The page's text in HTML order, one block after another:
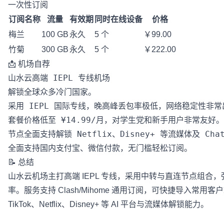
一次性订阅
订阅名称
流量 有效期 同时在线设备
价格
梅兰
100 GB 永久 5 个
￥99.00
竹菊
300 GB 永久 5 个
￥222.00
📩 机场自荐
山水云高端 IEPL 专线机场
解锁全球众多冷门国家。
采用 IEPL 国际专线，晚高峰丢包率极低，网络稳定性非常
套餐价格低至 ¥14.99/月，对学生党和新手用户非常友好。
节点全面支持解锁 Netflix、Disney+ 等流媒体及
📝 总结
山水云机场主打高端 IEPL 专线，采用中转与直连节点组合
率。服务支持 Clash/Mihome 通用订阅，可快捷导入常用客
TikTok、Netflix、Disney+ 等 AI 平台与流媒体解锁能力。